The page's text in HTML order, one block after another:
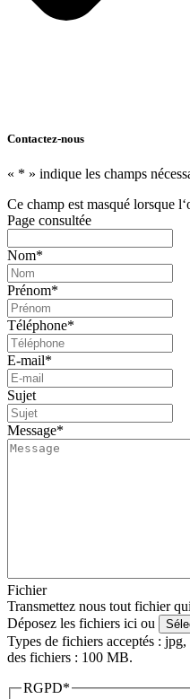
Contactez-nous
« * » indique les champs
Ce champ est masqué lorsque
Page consultée
Nom*
Prénom*
Téléphone*
E-mail*
Sujet
Message*
Fichier
Transmettez nous tout fichier
Déposez les fichiers ici ou
Types de fichiers acceptés :
des fichiers : 100 MB.
RGPD*